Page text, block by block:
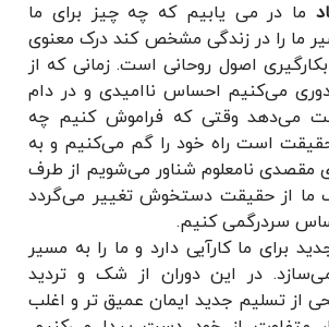
ما در می یابیم که چه چیز برای ما
ما را در زندگی مشخص کند درک معنوی
اصول روحانی است. زمانی که از
می‌کنیم احساس ناامیدی و در دام
می‌دهد وقتی که فراموش کنیم چه
است راه خود را گم می‌کنیم و به
مقصدی نامعلوم شناور می‌شویم از طرف
ما از حقیقت دستخوش تغییر می‌گردد
سردرگمی کنیم.
برای ما کارآیی دارد و ما را به مسیر
در این دوران از شک و تردید
از تسلیم جدید ایمان عمیق تر و اغلب